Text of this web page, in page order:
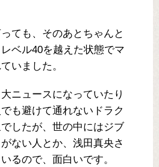
ても、そのあとちゃんと
ベル40を越えた状態でマ
いました。
ニュースになっていたり
も避けて通れないドラク
したが、世の中にはジブ
ない人とか、浅田真央さ
るので、面白いです。